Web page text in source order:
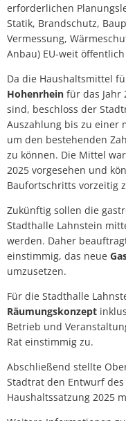
erforderlichen
Statik, Brandschutz,
Vermessung,
Anbau) EU-weit
Da die Haushaltsmittel
Hohenrhein für das Jahr
sind, beschloss der
Auszahlung bis zu einer
um den bestehenden
zu können. Die Mittel
2025 vorgesehen und
Baufortschritts vorzeitig
Zukünftig sollen die
Stadthalle Lahnstein
werden. Daher
einstimmig, das neue
umzusetzen.
Für die Stadthalle
Räumungskonzept
Betrieb und
Rat einstimmig zu.
Abschließend stellte
Stadtrat den Entwurf des
Haushaltssatzung 2025